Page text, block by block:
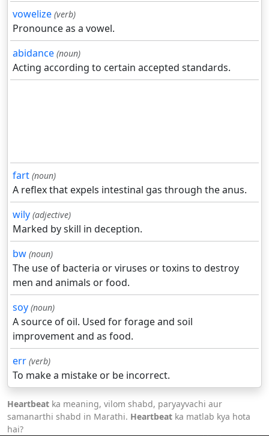
vowelize (verb)
Pronounce as a vowel.
abidance (noun)
Acting according to certain accepted standards.
fart (noun)
A reflex that expels intestinal gas through the anus.
wily (adjective)
Marked by skill in deception.
bw (noun)
The use of bacteria or viruses or toxins to destroy
men and animals or food.
soy (noun)
A source of oil. Used for forage and soil
improvement and as food.
err (verb)
To make a mistake or be incorrect.
Heartbeat ka meaning, vilom shabd, paryayvachi aur
samanarthi shabd in Marathi. Heartbeat ka matlab kya hota
hai?